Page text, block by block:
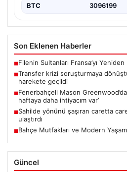
BTC 3096199
Son Eklenen Haberler
■Filenin Sultanları Fransa’yı
■Transfer krizi soruşturmaya
harekete geçildi
■Fenerbahçeli Mason
haftaya daha ihtiyacım var’
■Sahilde yönünü şaşıran caretta
ulaştırdı
■Bahçe Mutfakları ve Modern
Güncel